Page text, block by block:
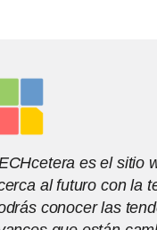
es el sitio
al futuro con la
conocer las